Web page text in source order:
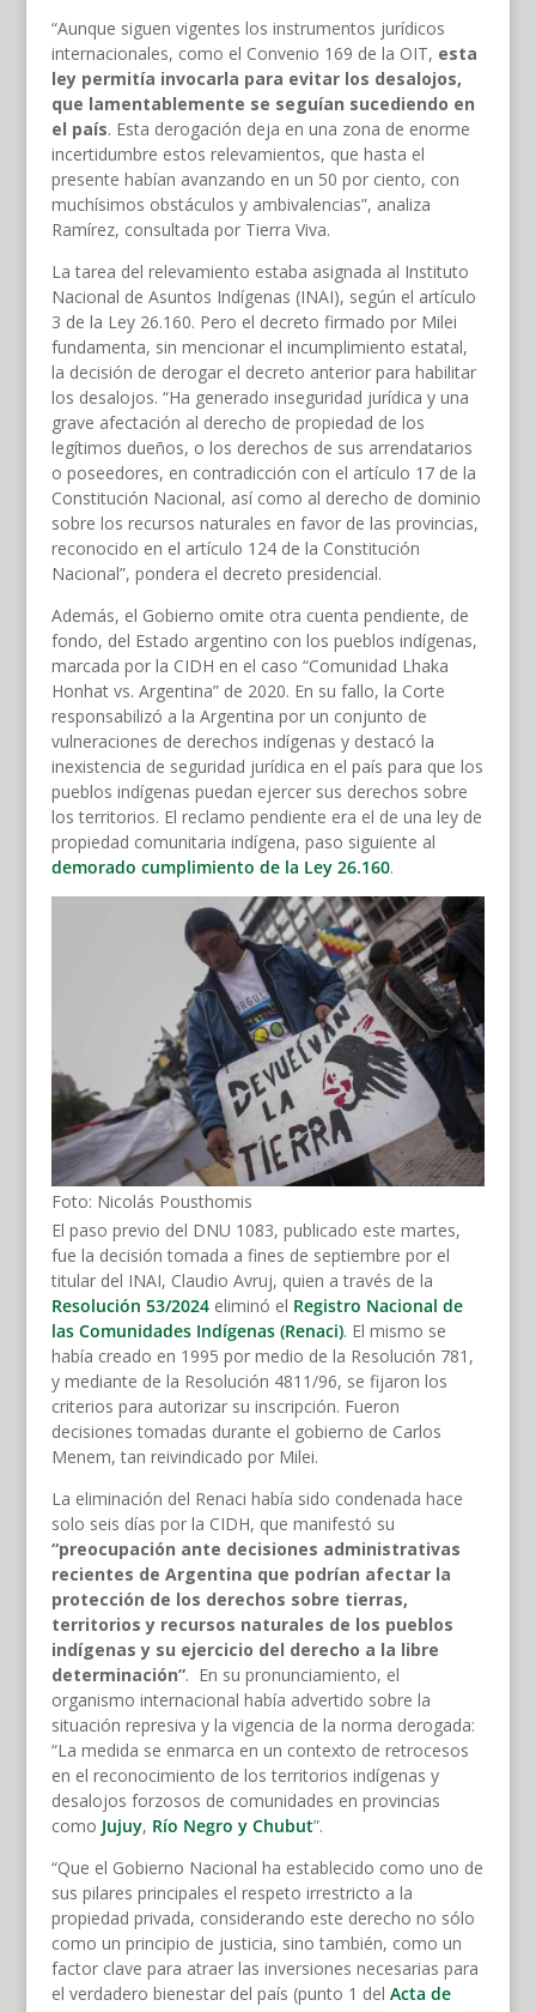
“Aunque siguen vigentes los instrumentos jurídicos
internacionales, como el Convenio 169 de la OIT, esta
ley permitía invocarla para evitar los desalojos,
que lamentablemente se seguían sucediendo en
el país. Esta derogación deja en una zona de enorme
incertidumbre estos relevamientos, que hasta el
presente habían avanzando en un 50 por ciento, con
muchísimos obstáculos y ambivalencias”, analiza
Ramírez, consultada por Tierra Viva.
La tarea del relevamiento estaba asignada al Instituto
Nacional de Asuntos Indígenas (INAI), según el artículo
3 de la Ley 26.160. Pero el decreto firmado por Milei
fundamenta, sin mencionar el incumplimiento estatal,
la decisión de derogar el decreto anterior para habilitar
los desalojos. “Ha generado inseguridad jurídica y una
grave afectación al derecho de propiedad de los
legítimos dueños, o los derechos de sus arrendatarios
o poseedores, en contradicción con el artículo 17 de la
Constitución Nacional, así como al derecho de dominio
sobre los recursos naturales en favor de las provincias,
reconocido en el artículo 124 de la Constitución
Nacional”, pondera el decreto presidencial.
Además, el Gobierno omite otra cuenta pendiente, de
fondo, del Estado argentino con los pueblos indígenas,
marcada por la CIDH en el caso “Comunidad Lhaka
Honhat vs. Argentina” de 2020. En su fallo, la Corte
responsabilizó a la Argentina por un conjunto de
vulneraciones de derechos indígenas y destacó la
inexistencia de seguridad jurídica en el país para que los
pueblos indígenas puedan ejercer sus derechos sobre
los territorios. El reclamo pendiente era el de una ley de
propiedad comunitaria indígena, paso siguiente al
demorado cumplimiento de la Ley 26.160.
Foto: Nicolás Pousthomis
El paso previo del DNU 1083, publicado este martes,
fue la decisión tomada a fines de septiembre por el
titular del INAI, Claudio Avruj, quien a través de la
Resolución 53/2024eliminó el Registro Nacional de
las Comunidades Indígenas (Renaci). El mismo se
había creado en 1995 por medio de la Resolución 781,
y mediante de la Resolución 4811/96, se fijaron los
criterios para autorizar su inscripción. Fueron
decisiones tomadas durante el gobierno de Carlos
Menem, tan reivindicado por Milei.
La eliminación del Renaci había sido condenada hace
solo seis días por la CIDH, que manifestó su
“preocupación ante decisiones administrativas
recientes de Argentina que podrían afectar la
protección de los derechos sobre tierras,
territorios y recursos naturales de los pueblos
indígenas y su ejercicio del derecho a la libre
determinación”. En su pronunciamiento, el
organismo internacional había advertido sobre la
situación represiva y la vigencia de la norma derogada:
“La medida se enmarca en un contexto de retrocesos
en el reconocimiento de los territorios indígenas y
desalojos forzosos de comunidades en provincias
como Jujuy, Río Negro y Chubut”.
“Que el Gobierno Nacional ha establecido como uno de
sus pilares principales el respeto irrestricto a la
propiedad privada, considerando este derecho no sólo
como un principio de justicia, sino también, como un
factor clave para atraer las inversiones necesarias para
el verdadero bienestar del país (punto 1 del Acta de